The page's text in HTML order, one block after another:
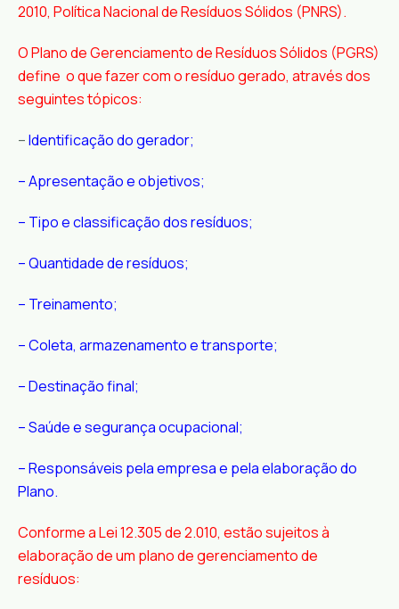
2010, Política Nacional de Resíduos Sólidos (PNRS).
O Plano de Gerenciamento de Resíduos Sólidos (PGRS)
define o que fazer com o resíduo gerado, através dos
seguintes tópicos:
–Identificação do gerador;
– Apresentação e objetivos;
– Tipo e classificação dos resíduos;
– Quantidade de resíduos;
– Treinamento;
– Coleta, armazenamento e transporte;
– Destinação final;
– Saúde e segurança ocupacional;
– Responsáveis pela empresa e pela elaboração do
Plano.
Conforme a Lei 12.305 de 2.010, estão sujeitos à
elaboração de um plano de gerenciamento de
resíduos: